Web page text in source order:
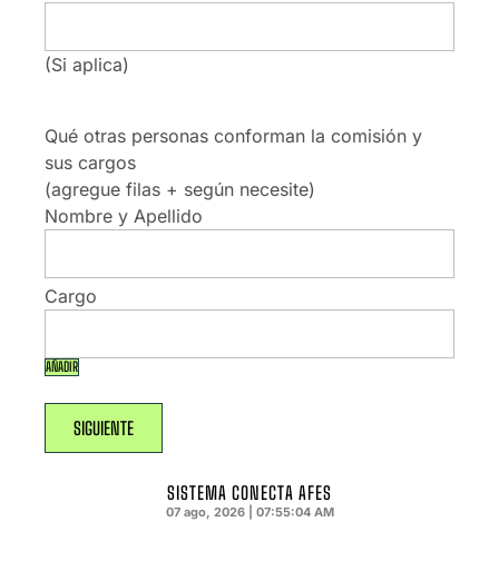
(Si aplica)
Qué otras personas conforman la comisión y
sus cargos
(agregue filas + según necesite)
AÑADIR
SISTEMA CONECTA AFES
07 ago, 2026 | 07:55:05 AM